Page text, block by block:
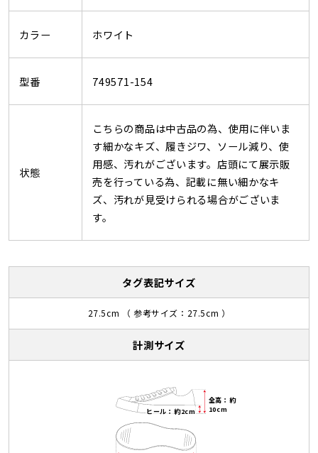
カラー ホワイト
型番 749571-154
状態
こちらの商品は中古品の為、使用に伴いま
す細かなキズ、履きジワ、ソール減り、使
用感、汚れがございます。店頭にて展示販
売を行っている為、記載に無い細かなキ
ズ、汚れが見受けられる場合がございま
す。
タグ表記サイズ
27.5cm （ 参考サイズ：27.5cm ）
計測サイズ
全高：約
10cm
ヒール：約2cm